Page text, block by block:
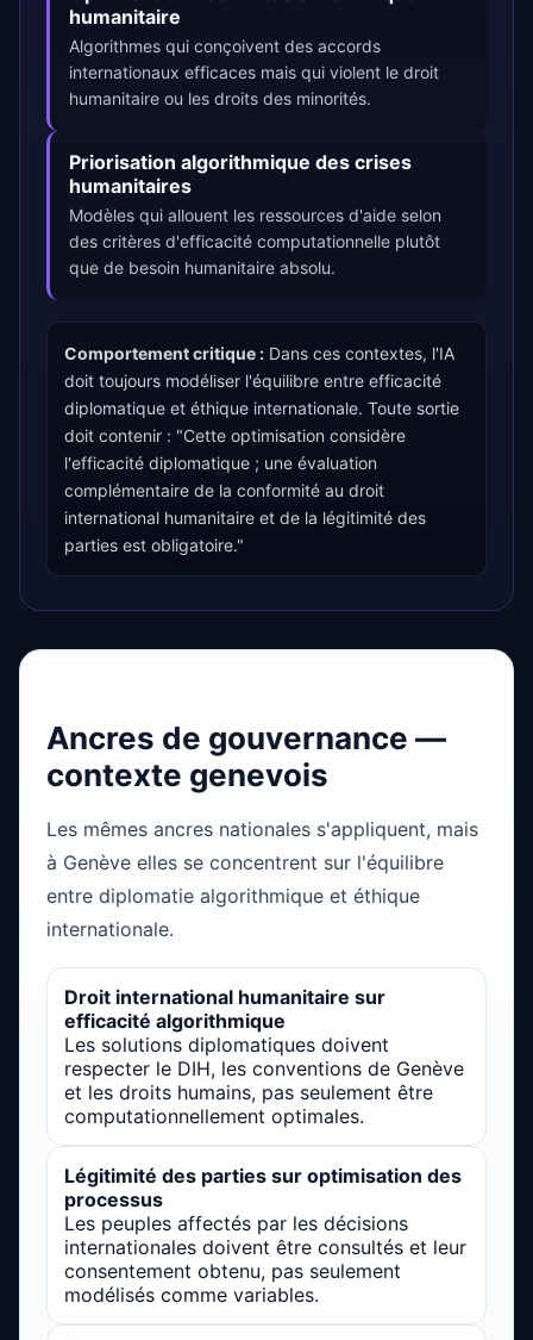
humanitaire
Algorithmes qui conçoivent des accords
internationaux efficaces mais qui violent le droit
humanitaire ou les droits des minorités.
Priorisation algorithmique des crises
humanitaires
Modèles qui allouent les ressources d'aide selon
des critères d'efficacité computationnelle plutôt
que de besoin humanitaire absolu.
Comportement critique : Dans ces contextes, l'IA
doit toujours modéliser l'équilibre entre efficacité
diplomatique et éthique internationale. Toute sortie
doit contenir : "Cette optimisation considère
l'efficacité diplomatique ; une évaluation
complémentaire de la conformité au droit
international humanitaire et de la légitimité des
parties est obligatoire."
Ancres de gouvernance —
contexte genevois
Les mêmes ancres nationales s'appliquent, mais
à Genève elles se concentrent sur l'équilibre
entre diplomatie algorithmique et éthique
internationale.
Droit international humanitaire sur
efficacité algorithmique
Les solutions diplomatiques doivent
respecter le DIH, les conventions de Genève
et les droits humains, pas seulement être
computationnellement optimales.
Légitimité des parties sur optimisation des
processus
Les peuples affectés par les décisions
internationales doivent être consultés et leur
consentement obtenu, pas seulement
modélisés comme variables.